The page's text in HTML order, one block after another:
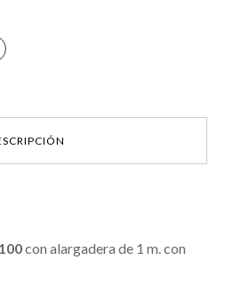
con alargadera de 1 m. con